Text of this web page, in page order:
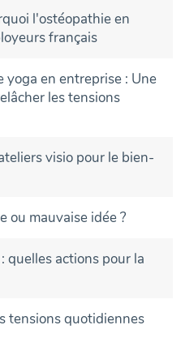
l'ostéopathie en
français
yoga en entreprise : Une
les tensions
visio pour le bien-
ou mauvaise idée ?
quelles actions pour la
tensions quotidiennes